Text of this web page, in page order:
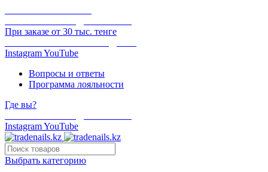
При заказе от 30 тыс. тенге
InstagramYouTube
Вопросы и ответы
Программа лояльности
Где вы?
InstagramYouTube
Выбрать категорию